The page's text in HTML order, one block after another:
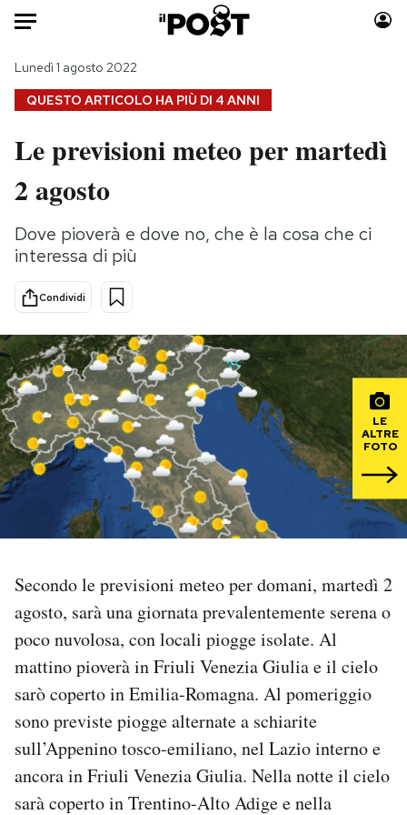
HOME
Italia
Politica
Tecnologia
Internet
Scienza
Cultura
Economia
Sport
Moda
Storie/Idee
Altrecose
Mondiali calcio 2026
PODCAST
NEWSLETTER
SHOP
AREA PERSONALE
Area Personale
Newsletter
QUESTO ARTICOLO HA PIÙ DI 4 ANNI
Lunedì 1 agosto 2022
Le previsioni meteo per martedì
2 agosto
Dove pioverà e dove no, che è la cosa che ci
interessa di più
Condividi
LE
ALTRE
FOTO
Secondo le previsioni meteo per domani, martedì 2
agosto, sarà una giornata prevalentemente serena o
poco nuvolosa, con locali piogge isolate. Al
mattino pioverà in Friuli Venezia Giulia e il cielo
sarò coperto in Emilia-Romagna. Al pomeriggio
sono previste piogge alternate a schiarite
sull’Appenino tosco-emiliano, nel Lazio interno e
ancora in Friuli Venezia Giulia. Nella notte il cielo
sarà coperto in Trentino-Alto Adige e nella